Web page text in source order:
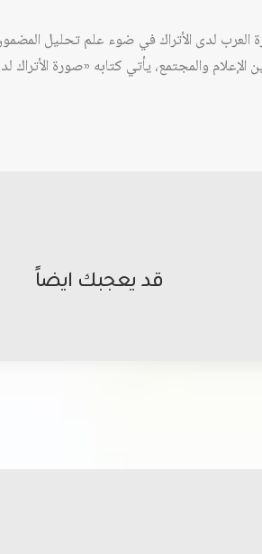
لدى الأتراك في ضوء علم تحليل
الإعلام والمجتمع، يأتي كتابه «صورة
قد يعجبك ايضاً